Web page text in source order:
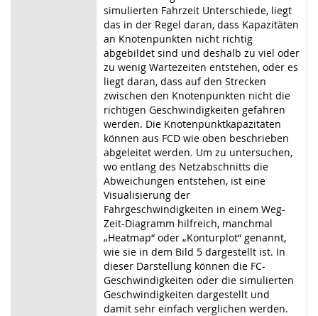
simulierten Fahrzeit Unterschiede, liegt
das in der Regel daran, dass Kapazitäten
an Knotenpunkten nicht richtig
abgebildet sind und deshalb zu viel oder
zu wenig Wartezeiten entstehen, oder es
liegt daran, dass auf den Strecken
zwischen den Knotenpunkten nicht die
richtigen Geschwindigkeiten gefahren
werden. Die Knotenpunktkapazitäten
können aus FCD wie oben beschrieben
abgeleitet werden. Um zu untersuchen,
wo entlang des Netzabschnitts die
Abweichungen entstehen, ist eine
Visualisierung der
Fahrgeschwindigkeiten in einem Weg-
Zeit-Diagramm hilfreich, manchmal
„Heatmap“ oder „Konturplot“ genannt,
wie sie in dem Bild 5 dargestellt ist. In
dieser Darstellung können die FC-
Geschwindigkeiten oder die simulierten
Geschwindigkeiten dargestellt und
damit sehr einfach verglichen werden.